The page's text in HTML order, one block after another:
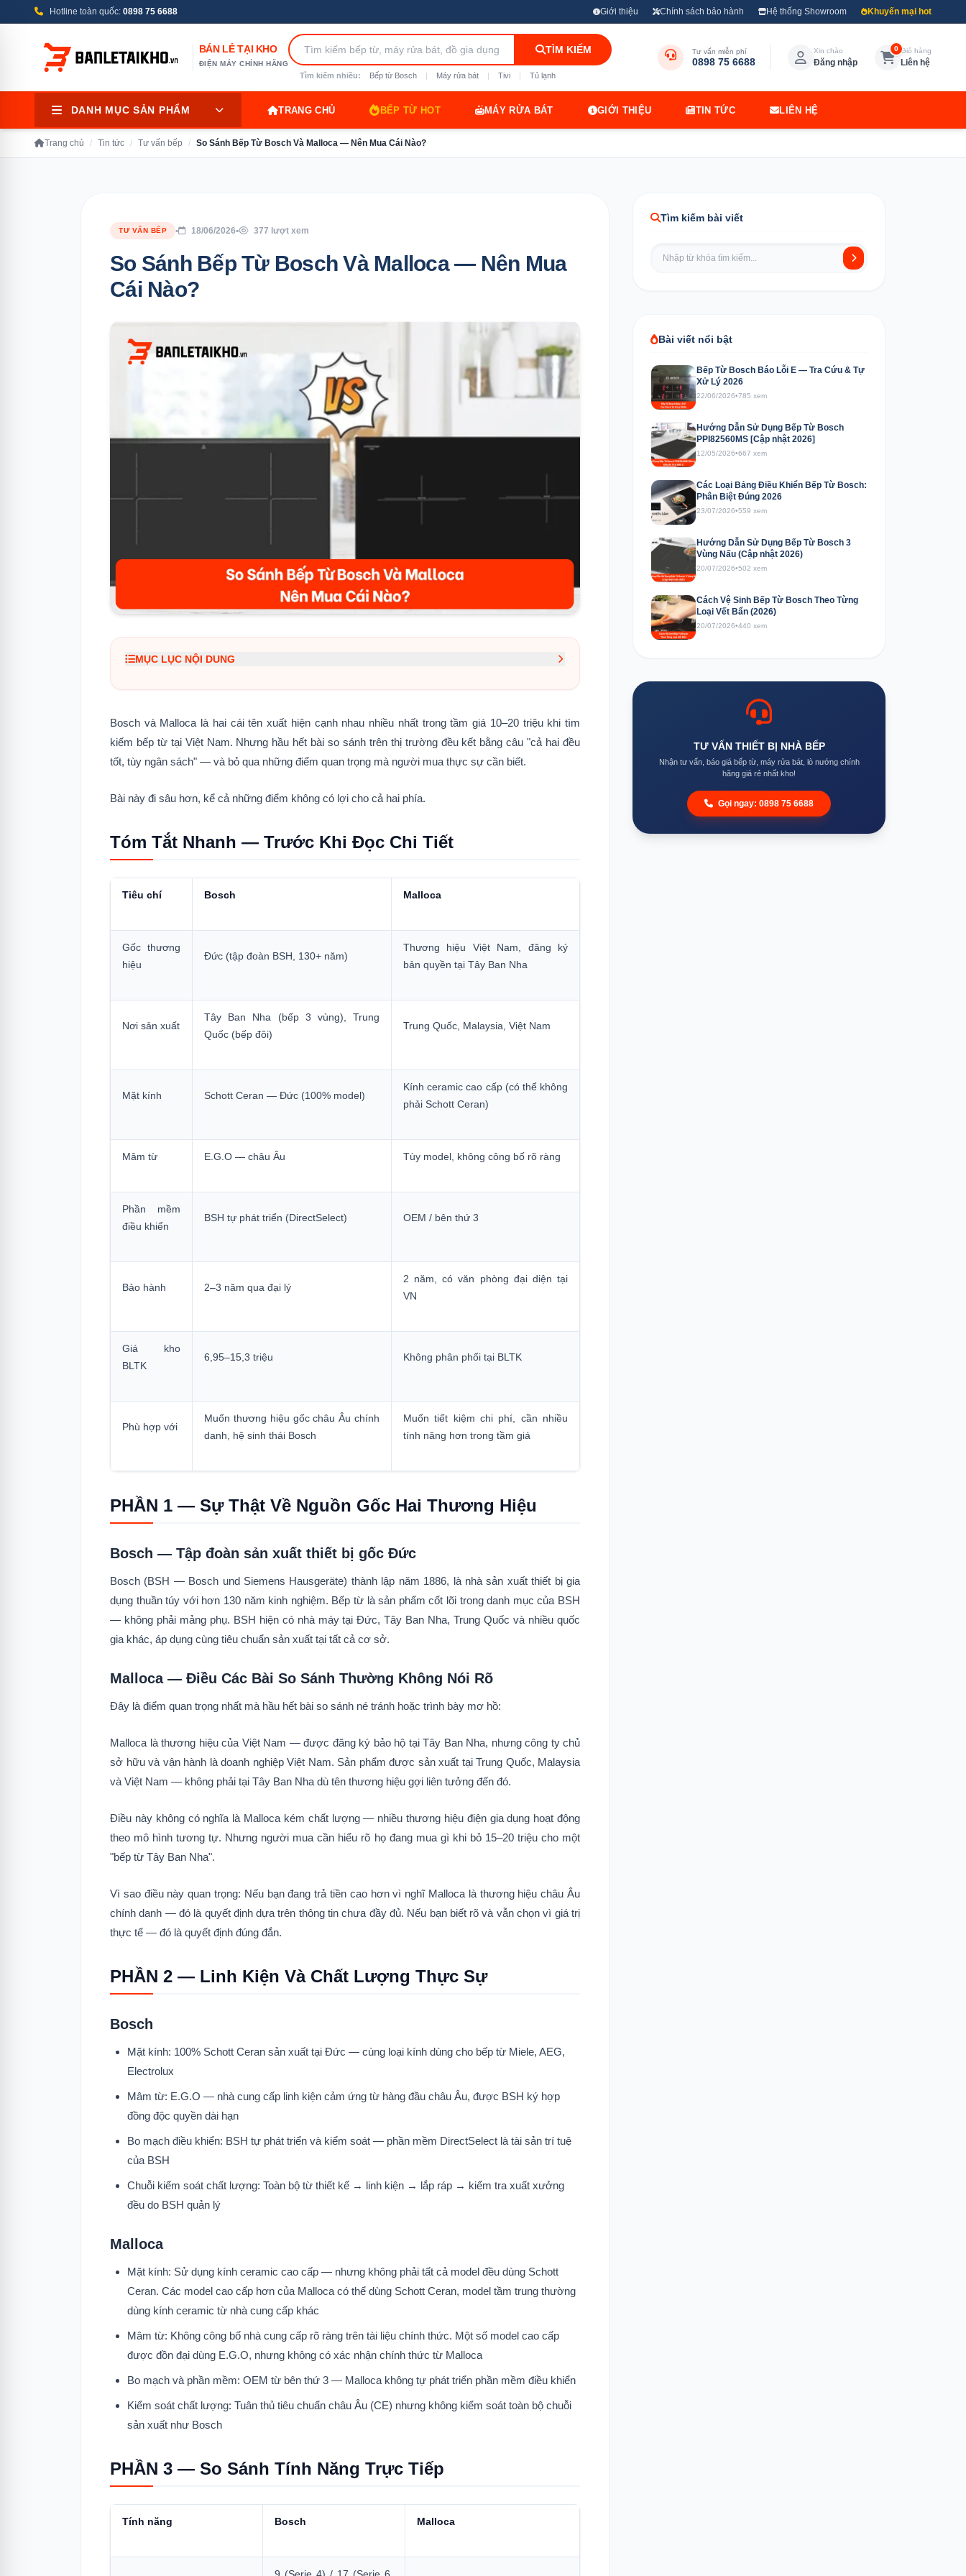
Hotline toàn quốc: 0898 75 6688 Giới thiệu Chính sách bảo hành Hệ thống Showroom Khuyến mại hot
BÁN LẺ TẠI KHO
ĐIỆN MÁY CHÍNH HÃNG
TÌM KIẾM
Tìm kiếm nhiều: Bếp từ Bosch | Máy rửa bát | Tivi | Tủ lạnh
Tư vấn miễn phí
0898 75 6688
Xin chào
Đăng nhập
0 Giỏ hàng
Liên hệ
DANH MỤC SẢN PHẨM TRANG CHỦ BẾP TỪ HOT MÁY RỬA BÁT GIỚI THIỆU TIN TỨC LIÊN HỆ
Trang chủ / Tin tức / Tư vấn bếp / So Sánh Bếp Từ Bosch Và Malloca — Nên Mua Cái Nào?
TƯ VẤN BẾP • 18/06/2026• 377 lượt xem
So Sánh Bếp Từ Bosch Và Malloca — Nên Mua
Cái Nào?
MỤC LỤC NỘI DUNG
2.1Bosch — Tập đoàn sản xuất thiết bị gốc Đức
2.2 Malloca — Điều Các Bài So Sánh Thường Không Nói Rõ
3. PHẦN 2 — Linh Kiện Và Chất Lượng Thực Sự
3.2Malloca
4. PHẦN 3 — So Sánh Tính Năng Trực Tiếp
5.1Phân khúc bếp đôi 2 vùng
Phân khúc bếp 3 vùng
Malloca
8. PHẦN 7 — Nên Chọn Bosch Hay Malloca?
Bosch và Malloca là hai cái tên xuất hiện cạnh nhau nhiều nhất trong tầm giá 10–20 triệu khi tìm
kiếm bếp từ tại Việt Nam. Nhưng hầu hết bài so sánh trên thị trường đều kết bằng câu "cả hai đều
tốt, tùy ngân sách" — và bỏ qua những điểm quan trọng mà người mua thực sự cần biết.
Bài này đi sâu hơn, kể cả những điểm không có lợi cho cả hai phía.
Tóm Tắt Nhanh — Trước Khi Đọc Chi Tiết
Tiêu chí Bosch Malloca
Gốc thương
hiệu
Đức (tập đoàn BSH, 130+ năm)
Thương hiệu Việt Nam, đăng ký
bản quyền tại Tây Ban Nha
Nơi sản xuất
Tây Ban Nha (bếp 3 vùng), Trung
Quốc (bếp đôi)
Trung Quốc, Malaysia, Việt Nam
Mặt kính Schott Ceran — Đức (100% model)
Kính ceramic cao cấp (có thể không
phải Schott Ceran)
Mâm từ E.G.O — châu Âu Tùy model, không công bố rõ ràng
Phần mềm
điều khiển
BSH tự phát triển (DirectSelect) OEM / bên thứ 3
Bảo hành 2–3 năm qua đại lý
2 năm, có văn phòng đại diện tại
VN
Giá kho
BLTK
6,95–15,3 triệu Không phân phối tại BLTK
Phù hợp với
Muốn thương hiệu gốc châu Âu chính
danh, hệ sinh thái Bosch
Muốn tiết kiệm chi phí, cần nhiều
tính năng hơn trong tầm giá
PHẦN 1 — Sự Thật Về Nguồn Gốc Hai Thương Hiệu
Bosch — Tập đoàn sản xuất thiết bị gốc Đức
Bosch (BSH — Bosch und Siemens Hausgeräte) thành lập năm 1886, là nhà sản xuất thiết bị gia
dụng thuần túy với hơn 130 năm kinh nghiệm. Bếp từ là sản phẩm cốt lõi trong danh mục của BSH
— không phải mảng phụ. BSH hiện có nhà máy tại Đức, Tây Ban Nha, Trung Quốc và nhiều quốc
gia khác, áp dụng cùng tiêu chuẩn sản xuất tại tất cả cơ sở.
Malloca — Điều Các Bài So Sánh Thường Không Nói Rõ
Đây là điểm quan trọng nhất mà hầu hết bài so sánh né tránh hoặc trình bày mơ hồ:
Malloca là thương hiệu của Việt Nam — được đăng ký bảo hộ tại Tây Ban Nha, nhưng công ty chủ
sở hữu và vận hành là doanh nghiệp Việt Nam. Sản phẩm được sản xuất tại Trung Quốc, Malaysia
và Việt Nam — không phải tại Tây Ban Nha dù tên thương hiệu gợi liên tưởng đến đó.
Điều này không có nghĩa là Malloca kém chất lượng — nhiều thương hiệu điện gia dụng hoạt động
theo mô hình tương tự. Nhưng người mua cần hiểu rõ họ đang mua gì khi bỏ 15–20 triệu cho một
"bếp từ Tây Ban Nha".
Vì sao điều này quan trọng: Nếu bạn đang trả tiền cao hơn vì nghĩ Malloca là thương hiệu châu Âu
chính danh — đó là quyết định dựa trên thông tin chưa đầy đủ. Nếu bạn biết rõ và vẫn chọn vì giá trị
thực tế — đó là quyết định đúng đắn.
PHẦN 2 — Linh Kiện Và Chất Lượng Thực Sự
Bosch
Mặt kính: 100% Schott Ceran sản xuất tại Đức — cùng loại kính dùng cho bếp từ Miele, AEG,
Electrolux
Mâm từ: E.G.O — nhà cung cấp linh kiện cảm ứng từ hàng đầu châu Âu, được BSH ký hợp
đồng độc quyền dài hạn
Bo mạch điều khiển: BSH tự phát triển và kiểm soát — phần mềm DirectSelect là tài sản trí tuệ
của BSH
Chuỗi kiểm soát chất lượng: Toàn bộ từ thiết kế → linh kiện → lắp ráp → kiểm tra xuất xưởng
đều do BSH quản lý
Malloca
Mặt kính: Sử dụng kính ceramic cao cấp — nhưng không phải tất cả model đều dùng Schott
Ceran. Các model cao cấp hơn của Malloca có thể dùng Schott Ceran, model tầm trung thường
dùng kính ceramic từ nhà cung cấp khác
Mâm từ: Không công bố nhà cung cấp rõ ràng trên tài liệu chính thức. Một số model cao cấp
được đồn đại dùng E.G.O, nhưng không có xác nhận chính thức từ Malloca
Bo mạch và phần mềm: OEM từ bên thứ 3 — Malloca không tự phát triển phần mềm điều khiển
Kiểm soát chất lượng: Tuân thủ tiêu chuẩn châu Âu (CE) nhưng không kiểm soát toàn bộ chuỗi
sản xuất như Bosch
PHẦN 3 — So Sánh Tính Năng Trực Tiếp
Tính năng Bosch Malloca
Tìm kiếm bài viết
Bài viết nổi bật
Bếp Từ Bosch Báo Lỗi E — Tra Cứu & Tự
Xử Lý 2026
22/06/2026•785 xem
Hướng Dẫn Sử Dụng Bếp Từ Bosch
PPI82560MS [Cập nhật 2026]
12/05/2026•667 xem
Các Loại Bảng Điều Khiển Bếp Từ Bosch:
Phân Biệt Đúng 2026
23/07/2026•559 xem
Hướng Dẫn Sử Dụng Bếp Từ Bosch 3
Vùng Nấu (Cập nhật 2026)
20/07/2026•502 xem
Cách Vệ Sinh Bếp Từ Bosch Theo Từng
Loại Vết Bẩn (2026)
20/07/2026•440 xem
TƯ VẤN THIẾT BỊ NHÀ BẾP
Nhận tư vấn, báo giá bếp từ, máy rửa bát, lò nướng chính
hãng giá rẻ nhất kho!
Gọi ngay: 0898 75 6688